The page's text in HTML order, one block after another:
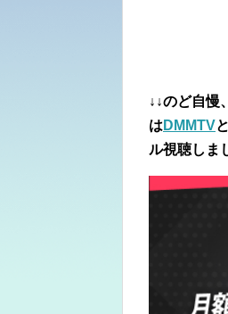
↓↓のど自慢
は DMMTVと
ル視聴しま